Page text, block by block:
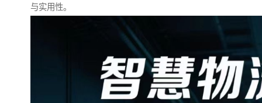
与实用性。